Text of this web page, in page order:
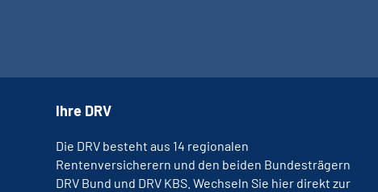
Ihre DRV
Die DRV besteht aus 14 regionalen
Rentenversicherern und den beiden Bundesträgern
DRV Bund und DRV KBS. Wechseln Sie hier direkt zur